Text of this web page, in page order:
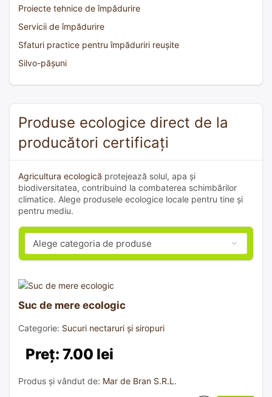
Proiecte tehnice de împădurire
Servicii de împădurire
Sfaturi practice pentru împăduriri reușite
Silvo-pășuni
Produse ecologice direct de la
producători certificați
Agricultura ecologică protejează solul, apa și
biodiversitatea, contribuind la combaterea schimbărilor
climatice. Alege produsele ecologice locale pentru tine și
pentru mediu.
Suc de mere ecologic
Categorie: Sucuri nectaruri și siropuri
Preț: 7.00 lei
Produs și vândut de: Mar de Bran S.R.L.